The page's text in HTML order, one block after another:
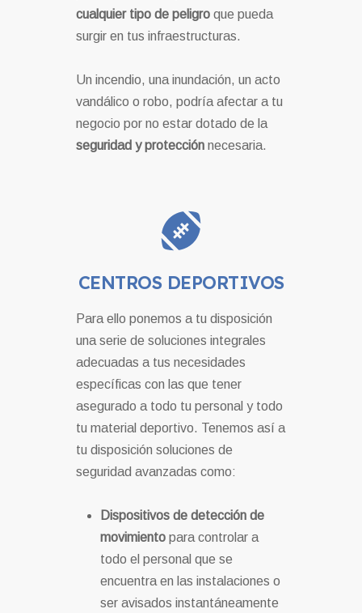
cualquier tipo de peligro que pueda
surgir en tus infraestructuras.
Un incendio, una inundación, un acto
vandálico o robo, podría afectar a tu
negocio por no estar dotado de la
seguridad y protección necesaria.
CENTROS DEPORTIVOS
Para ello ponemos a tu disposición
una serie de soluciones integrales
adecuadas a tus necesidades
específicas con las que tener
asegurado a todo tu personal y todo
tu material deportivo. Tenemos así a
tu disposición soluciones de
seguridad avanzadas como:
Dispositivos de detección de
movimiento para controlar a
todo el personal que se
encuentra en las instalaciones o
ser avisados instantáneamente